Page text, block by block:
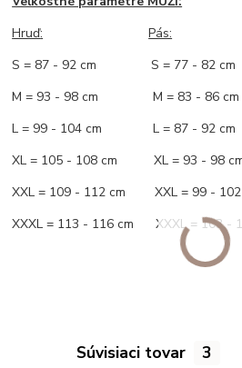
Hruď:
Pás:
S = 87 - 92 cm S = 77 - 82 cm
M = 93 - 98 cm M = 83 - 86 cm
L = 99 - 104 cm L = 87 - 92 cm
XL = 105 - 108 cm XL = 93 - 98
XXL = 109 - 112 cm XXL = 99 - 102
XXXL = 113 - 116 cm XXXL = 103 -
Súvisiaci tovar 3